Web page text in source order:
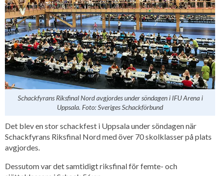
Schackfyrans Riksfinal Nord avgjordes under söndagen i IFU Arena i
Uppsala. Foto: Sveriges Schackförbund
Det blev en stor schackfest i Uppsala under söndagen när
Schackfyrans Riksfinal Nord med över 70 skolklasser på plats
avgjordes.
Dessutom var det samtidigt riksfinal för femte- och